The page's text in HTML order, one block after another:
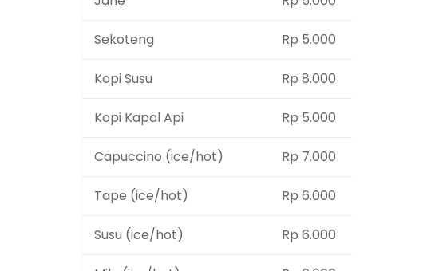
Sekoteng Rp 5.000
Kopi Susu Rp 8.000
Kopi Kapal Api Rp 5.000
Capuccino (ice/hot) Rp 7.000
Tape (ice/hot) Rp 6.000
Susu (ice/hot) Rp 6.000